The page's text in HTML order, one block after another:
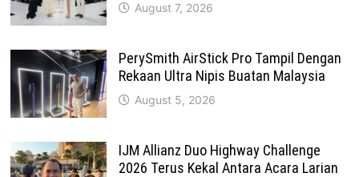
August 7, 2026
PerySmith AirStick Pro Tampil Dengan
Rekaan Ultra Nipis Buatan Malaysia
August 5, 2026
IJM Allianz Duo Highway Challenge
2026 Terus Kekal Antara Acara Larian